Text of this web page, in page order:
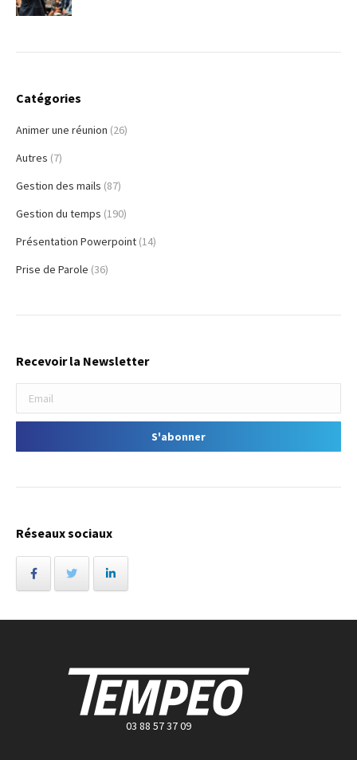
Catégories
Animer une réunion (26)
Autres (7)
Gestion des mails (87)
Gestion du temps (190)
Présentation Powerpoint (14)
Prise de Parole (36)
Recevoir la Newsletter
Réseaux sociaux
03 88 57 37 09